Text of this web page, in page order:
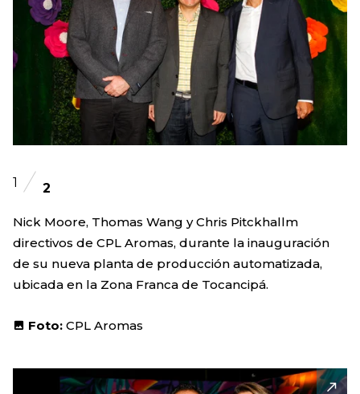
1 2
Nick Moore, Thomas Wang y Chris Pitckhallm
directivos de CPL Aromas, durante la inauguración
de su nueva planta de producción automatizada,
ubicada en la Zona Franca de Tocancipá.
Foto: CPL Aromas